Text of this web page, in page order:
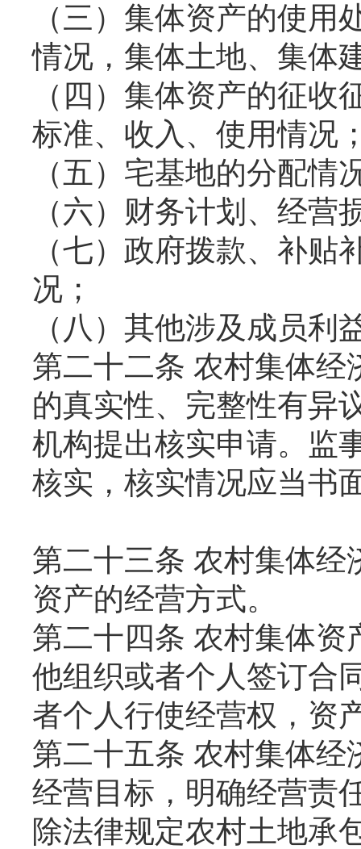
（三）集体资产的使
情况，集体土地、集体
（四）集体资产的征
标准、收入、使用情况
（五）宅基地的分配情
（六）财务计划、经
（七）政府拨款、补
况；
（八）其他涉及成员利
第二十二条 农村集体经
的真实性、完整性有异
机构提出核实申请。监
核实，核实情况应当书
第二十三条 农村集体经
资产的经营方式。
第二十四条 农村集体资
他组织或者个人签订合
者个人行使经营权，资
第二十五条 农村集体经
经营目标，明确经营责
除法律规定农村土地承